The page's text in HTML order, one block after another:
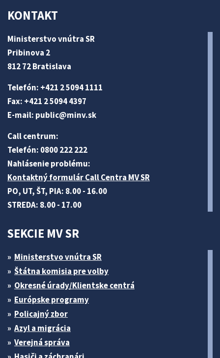
KONTAKT
Ministerstvo vnútra SR
Pribinova 2
812 72 Bratislava
Telefón: +421 2 5094 1111
Fax: +421 2 5094 4397
E-mail: public@minv.sk
Call centrum:
Telefón: 0800 222 222
Nahlásenie problému:
Kontaktný formulár Call Centra MV SR
PO, UT, ŠT, PIA: 8.00 - 16.00
STREDA: 8.00 - 17.00
SEKCIE MV SR
Ministerstvo vnútra SR
Štátna komisia pre volby
Okresné úrady/Klientske centrá
Európske programy
Policajný zbor
Azyl a migrácia
Verejná správa